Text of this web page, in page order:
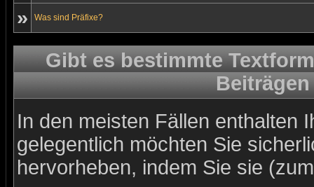
» Was sind Präfixe?
Gibt es bestimmte
In den meisten Fällen enthalten
gelegentlich möchten Sie
hervorheben, indem Sie sie